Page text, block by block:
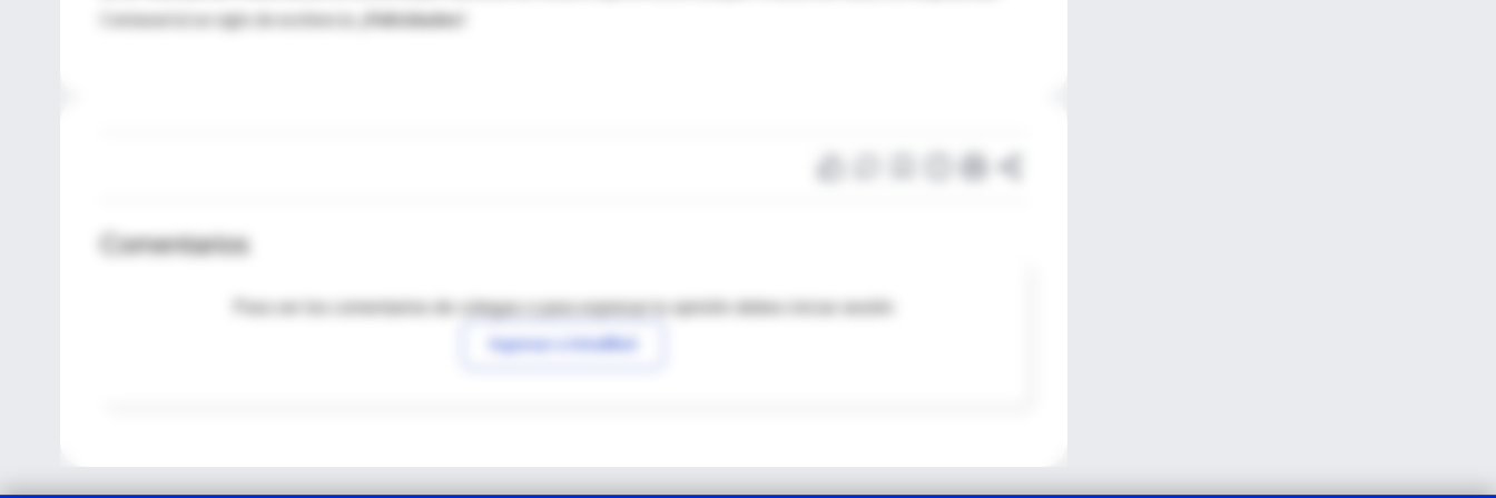
Centanario) un siglo de exsitencia. ¡Felicidades!
Comentarios
Para ver los comentarios de colegas o para expresar tu opinión debes iniciar sesión
Ingresar a IntraMed